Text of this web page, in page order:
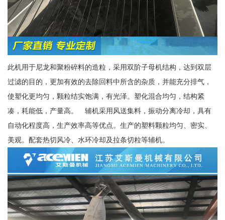
此机用于尼龙和聚粉碎料的造粒，采用双阶子母机结构，达到双层
过滤的目的，更加有效的去除回料中所含的杂质，并能充分排气，
使塑化更均匀，颗粒结实饱满，有光泽。塑化混合均匀，结构紧
凑，耗能低，产量高。 辅机采用风送集料，振动分离冷却，具有
自动化程度高，生产效率高等优点。生产的塑料颗粒均匀、密实、
美观。配套热切风冷、水环冷却及拉条切粒等辅机。